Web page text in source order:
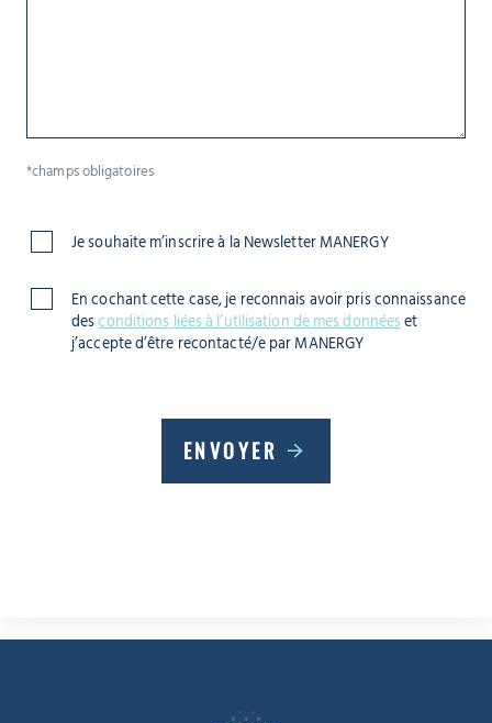
*champs obligatoires
Je souhaite m’inscrire à la Newsletter MANERGY
En cochant cette case, je reconnais avoir pris connaissance
desconditions liées à l’utilisation de mes données et
j’accepte d’être recontacté/e par MANERGY
ENVOYER